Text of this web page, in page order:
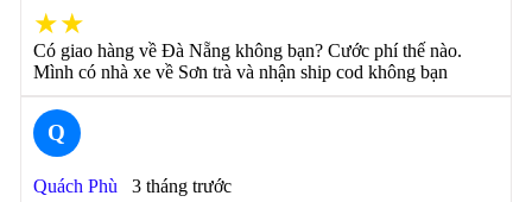
★★
Có giao hàng về Đà Nẵng không bạn? Cước phí thế nào.
Mình có nhà xe về Sơn trà và nhận ship cod không bạn
Q
Quách Phù 3 tháng trước